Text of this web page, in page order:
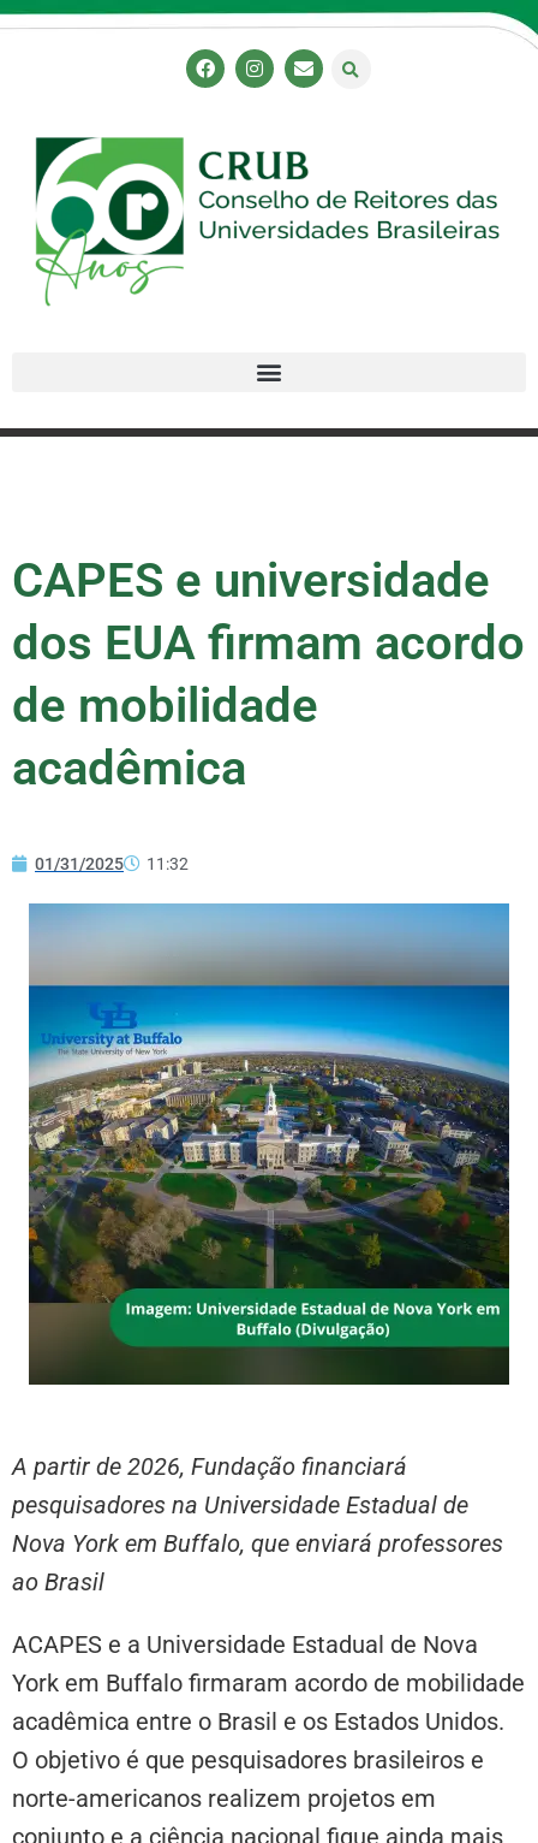
CAPES e universidade
dos EUA firmam acordo
de mobilidade
acadêmica
01/31/2025 11:32
A partir de 2026, Fundação financiará
pesquisadores na Universidade Estadual de
Nova York em Buffalo, que enviará professores
ao Brasil
ACAPES e a Universidade Estadual de Nova
York em Buffalo firmaram acordo de mobilidade
acadêmica entre o Brasil e os Estados Unidos.
O objetivo é que pesquisadores brasileiros e
norte-americanos realizem projetos em
conjunto e a ciência nacional fique ainda mais